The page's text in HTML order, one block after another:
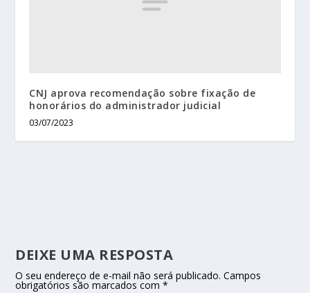
CNJ aprova recomendação sobre fixação de
honorários do administrador judicial
03/07/2023
DEIXE UMA RESPOSTA
O seu endereço de e-mail não será publicado. Campos
obrigatórios são marcados com*